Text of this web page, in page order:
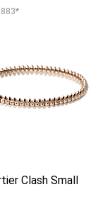
Clash Small